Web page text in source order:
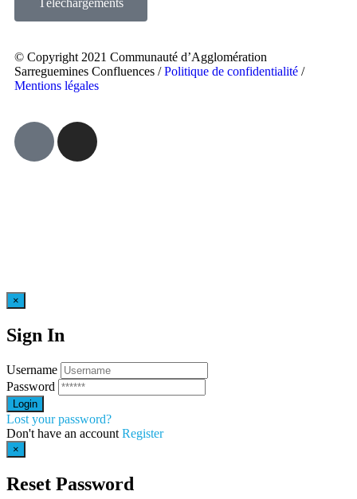
Téléchargements
© Copyright 2021 Communauté d’Agglomération
Sarreguemines Confluences /Politique de confidentialité /
Mentions légales
×
Sign In
Username
Password
Lost your password?
Don't have an account Register
×
Reset Password